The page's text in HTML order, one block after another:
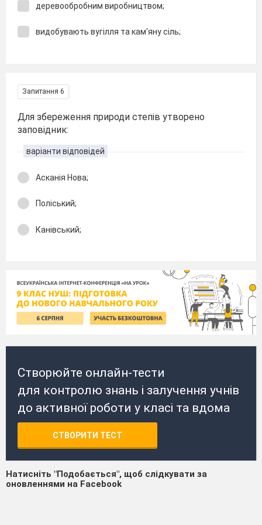
деревообробним виробництвом;
видобувають вугілля та кам'яну сіль;
Запитання 6
Для збереження природи степів утворено
заповідник:
варіанти відповідей
Асканія Нова;
Поліський;
Канівський;
Створюйте онлайн-тести
для контролю знань і залучення учнів
до активної роботи у класі та вдома
СТВОРИТИ ТЕСТ
Натисніть "Подобається", щоб слідкувати за
оновленнями на Facebook